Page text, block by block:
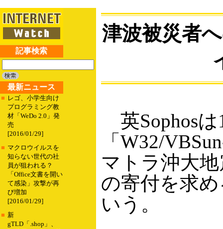
記事検索
最新ニュース
■ レゴ、小学生向け
プログラミング教
材「WeDo 2.0」発
売
[2016/01/29]
■ マクロウイルスを
知らない世代の社
員が狙われる？
「Office文書を開い
て感染」攻撃が再
び増加
[2016/01/29]
■ 新
gTLD「.shop」、
津波被災者
英Sophos
「W32/
マトラ沖大
の寄付を求
いう。